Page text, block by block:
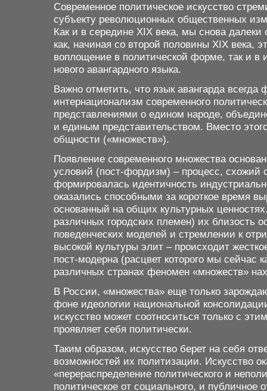
Современное политическое искусство
субъекту революционных общественных
Как и в середине XIX века, мы снова далеки
как, начиная со второй половины XIX века,
воплощение в политической форме, так и
нового авангардного языка.
Важно отметить, что язык авангарда
интернационализм современного
представлениями о едином народе,
и единым представительством. Вместо
общности («множеств»).
Появление современного множества
условий (пост-фордизм) – процесс, схожий
формировалась идентичность
оказались способными за короткое время
основанный на общих культурных
различных городских племен) их близость
поведенческих моделей и стремлении к
высокой культуры элит – происходит
пост-модерна (расцвет которого мы
различных странах феномен «множеств»
В России, «множества» еще только
фоне идеологии национальной
искусство может соотноситься только с
проявляет себя политически.
Таким образом, искусство берет на себя
возможностей их политизации. Искусство
«перераспределение политического и
политическое от социального, и публичное